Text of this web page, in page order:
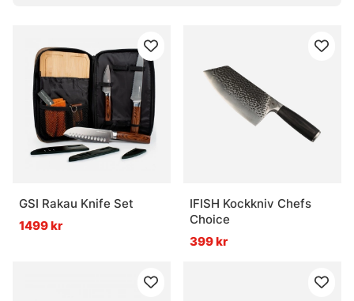
GSI Rakau Knife Set
1499 kr
IFISH Kockkniv Chefs
Choice
399 kr